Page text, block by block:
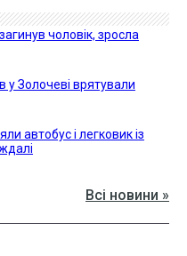
чоловік, зросла
у Золочеві врятували
автобус і легковик із
Всі новини »